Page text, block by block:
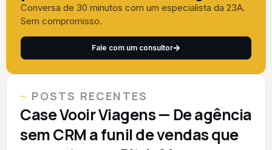
Conversa de 30 minutos com um especialista da 23A.
Sem compromisso.
Fale com um consultor
POSTS RECENTES
Case Vooir Viagens — De agência
sem CRM a funil de vendas que